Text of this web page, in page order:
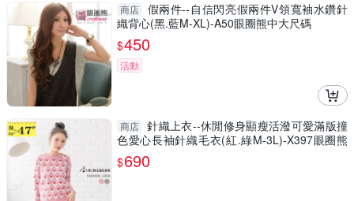
商店
假兩件--自信閃亮假兩件V領寬袖水鑽針
織背心(黑.藍M-XL)-A50眼圈熊中大尺碼
$450
活動
商店 針織上衣--休閒修身顯瘦活潑可愛滿版撞
色愛心長袖針織毛衣(紅.綠M-3L)-X397眼圈熊
中大尺碼
$690